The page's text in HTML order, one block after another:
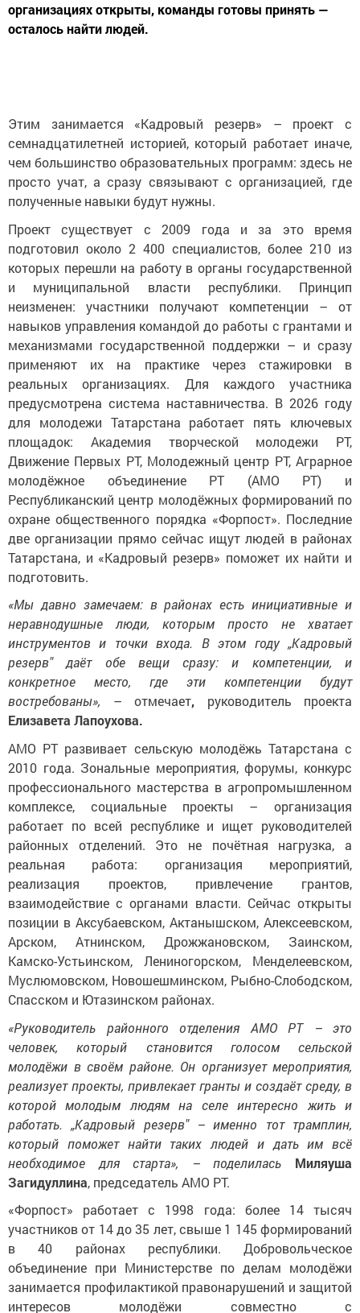
организациях открыты, команды готовы принять —
осталось найти людей.
Этим занимается «Кадровый резерв» – проект с
семнадцатилетней историей, который работает иначе,
чем большинство образовательных программ: здесь не
просто учат, а сразу связывают с организацией, где
полученные навыки будут нужны.
Проект существует с 2009 года и за это время
подготовил около 2 400 специалистов, более 210 из
которых перешли на работу в органы государственной
и муниципальной власти республики. Принцип
неизменен: участники получают компетенции – от
навыков управления командой до работы с грантами и
механизмами государственной поддержки – и сразу
применяют их на практике через стажировки в
реальных организациях. Для каждого участника
предусмотрена система наставничества. В 2026 году
для молодежи Татарстана работает пять ключевых
площадок: Академия творческой молодежи РТ,
Движение Первых РТ, Молодежный центр РТ, Аграрное
молодёжное объединение РТ (АМО РТ) и
Республиканский центр молодёжных формирований по
охране общественного порядка «Форпост». Последние
две организации прямо сейчас ищут людей в районах
Татарстана, и «Кадровый резерв» поможет их найти и
подготовить.
«Мы давно замечаем: в районах есть инициативные и
неравнодушные люди, которым просто не хватает
инструментов и точки входа. В этом году „Кадровый
резерв" даёт обе вещи сразу: и компетенции, и
конкретное место, где эти компетенции будут
востребованы», – отмечает, руководитель проекта
Елизавета Лапоухова.
АМО РТ развивает сельскую молодёжь Татарстана с
2010 года. Зональные мероприятия, форумы, конкурс
профессионального мастерства в агропромышленном
комплексе, социальные проекты – организация
работает по всей республике и ищет руководителей
районных отделений. Это не почётная нагрузка, а
реальная работа: организация мероприятий,
реализация проектов, привлечение грантов,
взаимодействие с органами власти. Сейчас открыты
позиции в Аксубаевском, Актанышском, Алексеевском,
Арском, Атнинском, Дрожжановском, Заинском,
Камско-Устьинском, Лениногорском, Менделеевском,
Муслюмовском, Новошешминском, Рыбно-Слободском,
Спасском и Ютазинском районах.
«Руководитель районного отделения АМО РТ – это
человек, который становится голосом сельской
молодёжи в своём районе. Он организует мероприятия,
реализует проекты, привлекает гранты и создаёт среду, в
которой молодым людям на селе интересно жить и
работать. „Кадровый резерв" – именно тот трамплин,
который поможет найти таких людей и дать им всё
необходимое для старта», – поделилась Миляуша
Загидуллина, председатель АМО РТ.
«Форпост» работает с 1998 года: более 14 тысяч
участников от 14 до 35 лет, свыше 1 145 формирований
в 40 районах республики. Добровольческое
объединение при Министерстве по делам молодёжи
занимается профилактикой правонарушений и защитой
интересов молодёжи совместно с